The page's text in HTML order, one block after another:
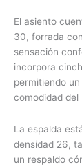
El asiento
30, forrada
sensación
incorpora
permitiendo
comodidad del
La espalda
densidad 26,
un respaldo